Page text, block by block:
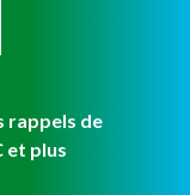
rappels de
et plus